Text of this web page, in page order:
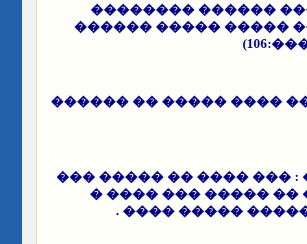
���� ���������
����� ������� �����
��� ���� ����� ����
������ ����� : ���
���� ���� ��� ��
���� ���� ��